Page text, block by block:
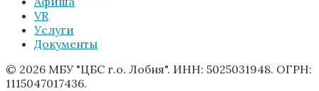
VR
Услуги
Документы
© 2026 МБУ "ЦБС г.о. Лобня". ИНН: 5025031948. ОГРН:
1115047017436.